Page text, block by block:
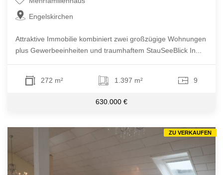
Engelskirchen
Attraktive Immobilie kombiniert zwei großzügige Wohnungen
plus Gewerbeeinheiten und traumhaftem StauSeeBlick In...
272 m² 1.397 m² 9
630.000 €
ZU VERKAUFEN